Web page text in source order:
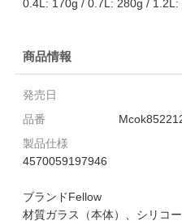
0.4L: 170g / 0.7L: 280g / 1.2L:
商品情報
発売日
品番
製品仕様
4570059197946
ブランドFellow
材質ガラス（本体）、シリコ